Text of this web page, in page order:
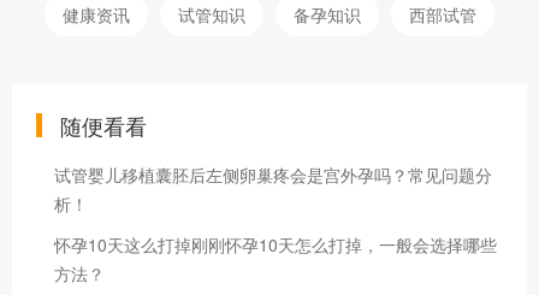
健康资讯 试管知识 备孕知识 西部试管
随便看看
试管婴儿移植囊胚后左侧卵巢疼会是宫外孕吗？常见问题分
析！
怀孕10天这么打掉刚刚怀孕10天怎么打掉，一般会选择哪些
方法？